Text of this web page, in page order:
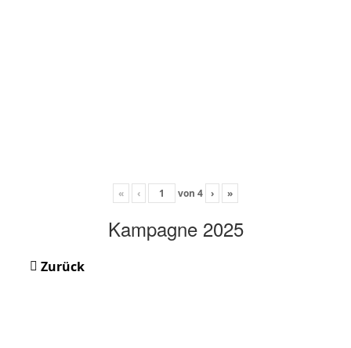
« ‹ von 4 › »
Kampagne 2025
Zurück